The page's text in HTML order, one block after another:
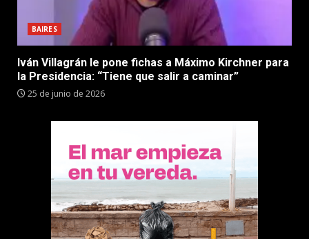
BAIRES
Iván Villagrán le pone fichas a Máximo Kirchner para
la Presidencia: “Tiene que salir a caminar”
25 de junio de 2026